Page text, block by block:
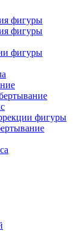
фигуры
фигуры
фигуры
фигуры